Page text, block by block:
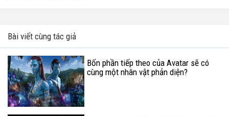
Bài viết cùng tác giả
Bốn phần tiếp theo của Avatar sẽ có
cùng một nhân vật phản diện?